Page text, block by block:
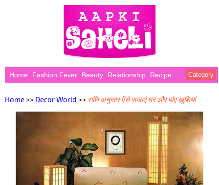
Home Fashion Fever Beauty Relationship Recipe Category
Home >> Decor World >> राशि अनुसार ऎसे सजाएं घर और पांए खुशियां